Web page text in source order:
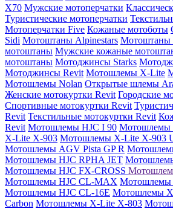
X70 Мужские мотоперчатки
Туристические мотоперчатки
Мотоперчатки Five Кожаные мотоботы
Sidi Мотоштаны Alpinestars Мотоштаны
мотоштаны Мужские кожаные
мотоштаны Мотоджинсы Starks
Мотоджинсы Revit Мотошлемы X-Lite
Мотошлемы Nolan Открытые шлемы
Женские мотокуртки Revit Городские
Cпортивные мотокуртки Revit
Revit Текстильные мотокуртки Revit
Revit Мотошлемы HJC I 90 Мотошлемы
X-Lite X-903 Мотошлемы X-Lite X-903
Мотошлемы AGV Pista GP R
Мотошлемы HJC RPHA JET
Мотошлемы HJC FX-CROSS
Мотошлемы HJC CL-MAX Мотошлемы
Мотошлемы HJC CL-16E Мотошлемы
Carbon Мотошлемы X-Lite X-803